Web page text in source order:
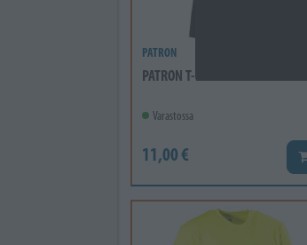
PATRON
PATRON T-PAITA 2XL VETY MUSTA
Varastossa
11,00 €